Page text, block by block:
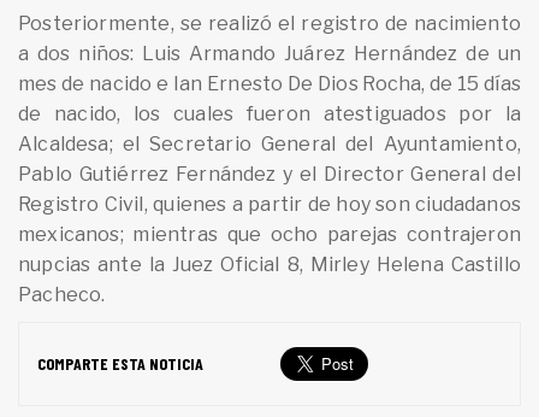
Posteriormente, se realizó el registro de nacimiento
a dos niños: Luis Armando Juárez Hernández de un
mes de nacido e Ian Ernesto De Dios Rocha, de 15 días
de nacido, los cuales fueron atestiguados por la
Alcaldesa; el Secretario General del Ayuntamiento,
Pablo Gutiérrez Fernández y el Director General del
Registro Civil, quienes a partir de hoy son ciudadanos
mexicanos; mientras que ocho parejas contrajeron
nupcias ante la Juez Oficial 8, Mirley Helena Castillo
Pacheco.
COMPARTE ESTA NOTICIA